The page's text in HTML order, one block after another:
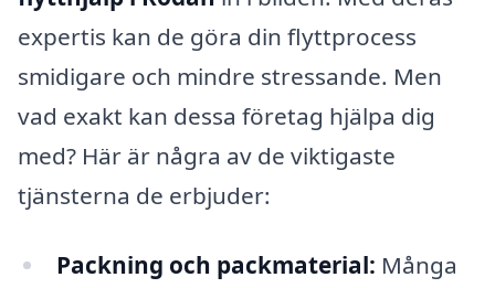
expertis kan de göra din flyttprocess
smidigare och mindre stressande. Men
vad exakt kan dessa företag hjälpa dig
med? Här är några av de viktigaste
tjänsterna de erbjuder:
Packning och packmaterial: Många